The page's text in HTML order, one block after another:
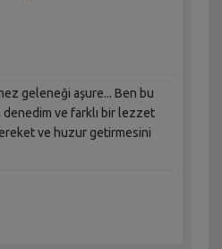
geleneği aşure... Ben bu
ve farklı bir lezzet
ve huzur getirmesini